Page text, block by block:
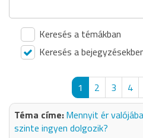
Keresés a témákban
Keresés a
1 2 3 4
Mennyit ér
szinte ingyen dolgozik?